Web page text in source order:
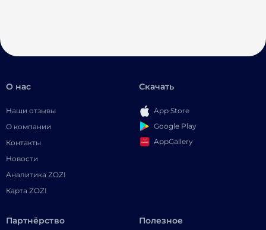
О нас
Наши отзывы
О компании
Контакты
Новости
Аналитика ZOZI
Карта ZOZI
Скачать
App Store
Google Play
AppGallery
Партнёрство Полезное